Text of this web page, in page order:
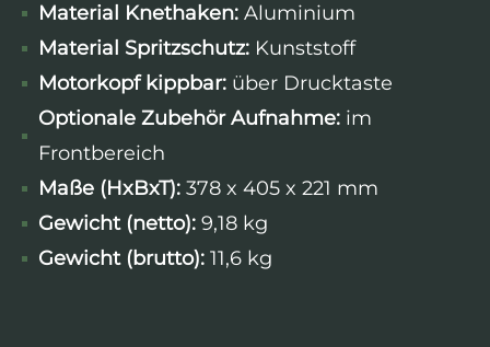
Material Knethaken: Aluminium
Material Spritzschutz: Kunststoff
Motorkopf kippbar: über Drucktaste
Optionale Zubehör Aufnahme: im
Frontbereich
Maße (HxBxT): 378 x 405 x 221 mm
Gewicht (netto): 9,18 kg
Gewicht (brutto): 11,6 kg